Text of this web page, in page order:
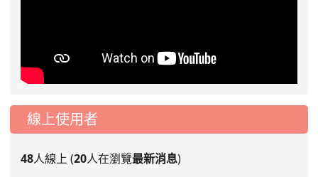
線上使用者
48人線上 (20人在瀏覽最新消息)